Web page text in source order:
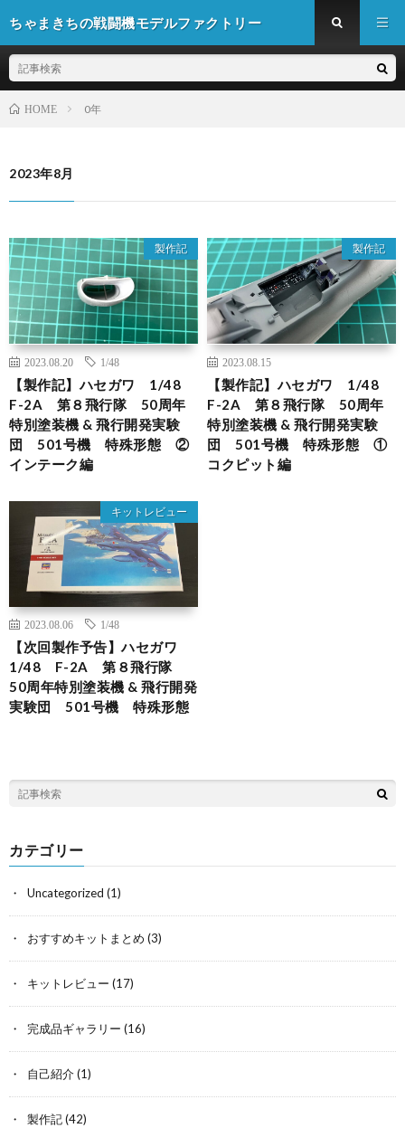
ちゃまきちの戦闘機モデルファクトリー
HOME 0年
2023年8月
製作記
2023.08.20 1/48
【製作記】ハセガワ 1/48
F-2A 第８飛行隊 50周年
特別塗装機 & 飛行開発実験
団 501号機 特殊形態 ②
インテーク編
製作記
2023.08.15
【製作記】ハセガワ 1/48
F-2A 第８飛行隊 50周年
特別塗装機 & 飛行開発実験
団 501号機 特殊形態 ①
コクピット編
キットレビュー
2023.08.06 1/48
【次回製作予告】ハセガワ
1/48 F-2A 第８飛行隊
50周年特別塗装機 & 飛行開発
実験団 501号機 特殊形態
カテゴリー
Uncategorized (1)
おすすめキットまとめ (3)
キットレビュー (17)
完成品ギャラリー (16)
自己紹介(1)
製作記(42)